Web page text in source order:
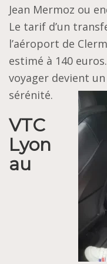
Jean Mermoz ou
Le tarif d’un
l’aéroport de
estimé à 140
voyager devient
sérénité.
VTC
Lyon
au